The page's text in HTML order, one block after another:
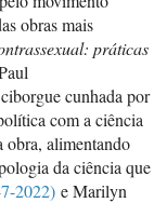
obras mais
práticas
cunhada por
com a ciência
obra, alimentando
da ciência que
2022) e Marilyn